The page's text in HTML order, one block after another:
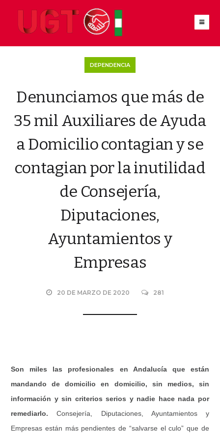
DEPENDENCIA
Denunciamos que más de
35 mil Auxiliares de Ayuda
a Domicilio contagian y se
contagian por la inutilidad
de Consejería,
Diputaciones,
Ayuntamientos y
Empresas
20 DE MARZO DE 2020 281
Son miles las profesionales en Andalucía que están
mandando de domicilio en domicilio, sin medios, sin
información y sin criterios serios y nadie hace nada por
remediarlo. Consejería, Diputaciones, Ayuntamientos y
Empresas están más pendientes de “salvarse el culo” que de